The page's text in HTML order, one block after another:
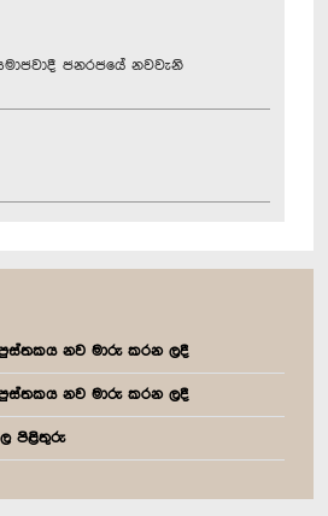
සමාජවාදී ජනරජයේ නවවැනි
නව මාරු කරන ලදී
නව මාරු කරන ලදී
පිළිතුරු